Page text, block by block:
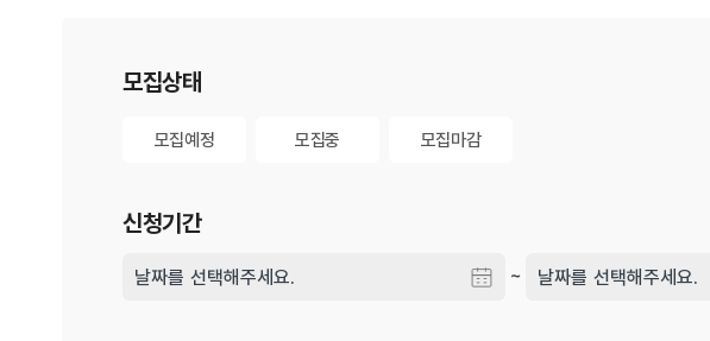
모집상태
모집예정
모집예정 모집중모집중 모집마감
모집마감
신청기간
~